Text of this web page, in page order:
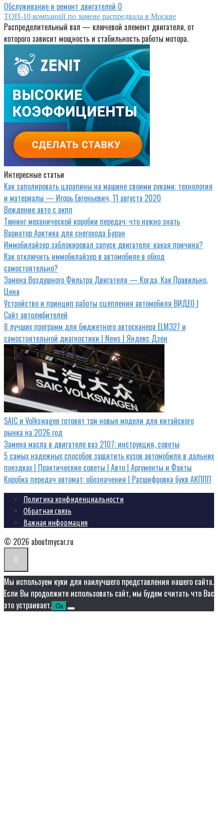
Обслуживание и ремонт двигателей 0
ТОП-10 компаний по замене распредвала в Москве
Распределительный вал — ключевой элемент двигателя, от
которого зависит мощность и стабильность работы мотора.
Интересные статьи
Как заполировать царапины на машине своими руками: технология
и материалы — Игорь Евгеньевич, 11 августа 2020
Вождение авто с акпп
Тюнинг механической коробки передач: что нужно знать
Вариатор Арктика для снегохода Буран
Иммобилайзер заблокировал запуск двигателя: какая причина?
Как отключить иммобилайзер в автомобиле в обход
самостоятельно?
Замена Воздушного Фильтра Двигателя — Когда, Как Правильно,
Цена
Устройство и принцип работы сцепления автомобиля ВИДЕО |
Сайт автолюбителей
8 лучших программ для бюджетного автосканера ELM327 и
самостоятельной диагностики | News | Яндекс Дзен
SAIC и Volkswagen готовят три новые модели для китайского
рынка на 2026 год
Замена масла в двигателе ваз 2107: инструкция, советы
5 самых надежных способов защитить кузов автомобиля в дальних
поездках | Практические советы | Авто | Аргументы и Факты
Коробка передач автомат: обозначения | Расшифровка букв АКППП
Политика конфиденциальности
Обратная связь
Важная информация
© 2026 aboutmycar.ru
Мы используем куки для наилучшего представления нашего сайта.
Если Вы продолжите использовать сайт, мы будем считать что Вас
это устраивает. Ок